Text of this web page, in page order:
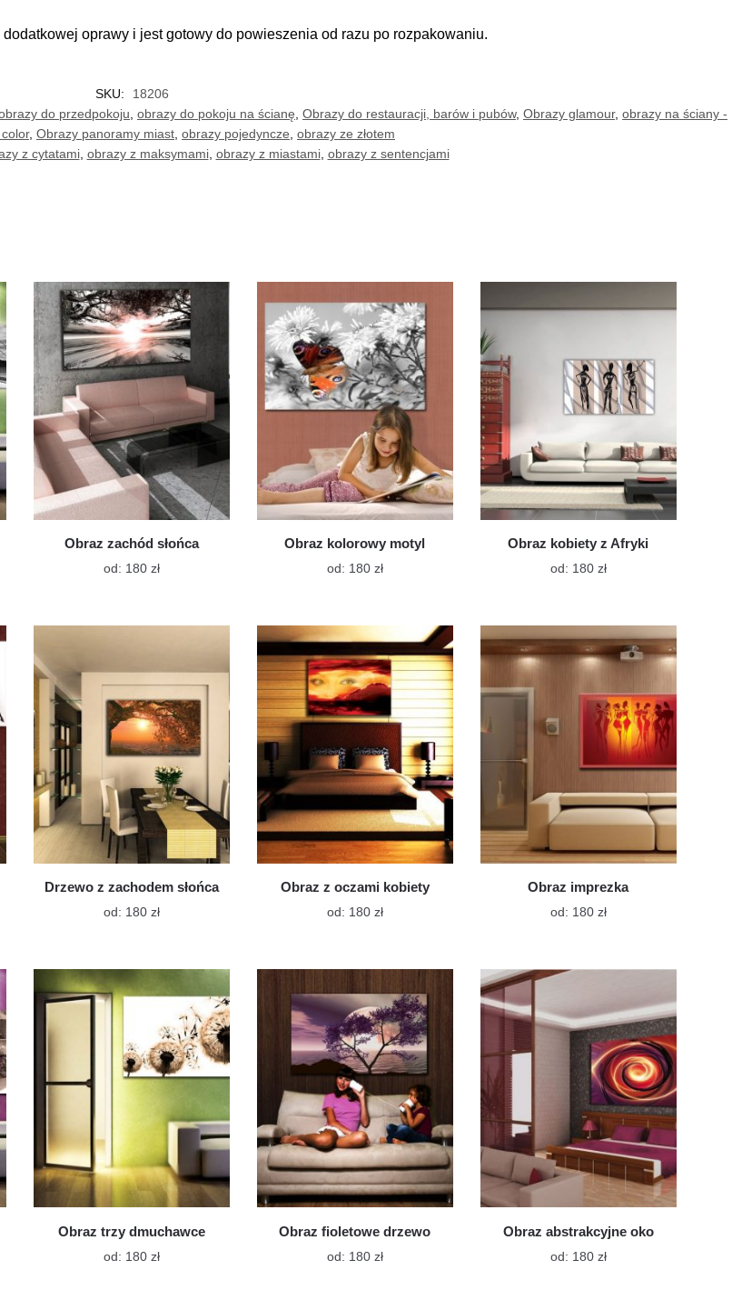
oprawy i jest gotowy do powieszenia od razu po rozpakowaniu.
SKU:
18206
do przedpokoju obrazy do pokoju na ścianę Obrazy do restauracji, barów i pubów, Obrazy glamour, obrazy na ściany -
, Obrazy panoramy miast obrazy pojedyncze obrazy ze złotem
z cytatami, obrazy z maksymami, obrazy z miastami, obrazy z sentencjami
Obraz zachód słońca
od: 180 złTen
wiele
można
wybrać
na
stronie
produktu
Obraz kolorowy motyl
od: 180 złTen
wiele
wariantów.
Opcje
można
wybrać
na
stronie
produktu
Obraz kobiety z Afryki
od: 180 złTen
wiele
wariantów.
Opcje
wybrać
na
stronie
produktu
Drzewo z zachodem słońca
od: 180 złTen
wiele
Opcje
można
wybrać
na
Obraz z oczami kobiety
od: 180 złTen
wiele
wariantów.
Opcje
można
wybrać
na
stronie
produktu
Obraz imprezka
od: 180 złTen
wiele
Opcje
można
wybrać
na
stronie
produktu
Obraz trzy dmuchawce
od: 180 złTen
Obraz fioletowe drzewo
od: 180 złTen
Obraz abstrakcyjne oko
od: 180 złTen